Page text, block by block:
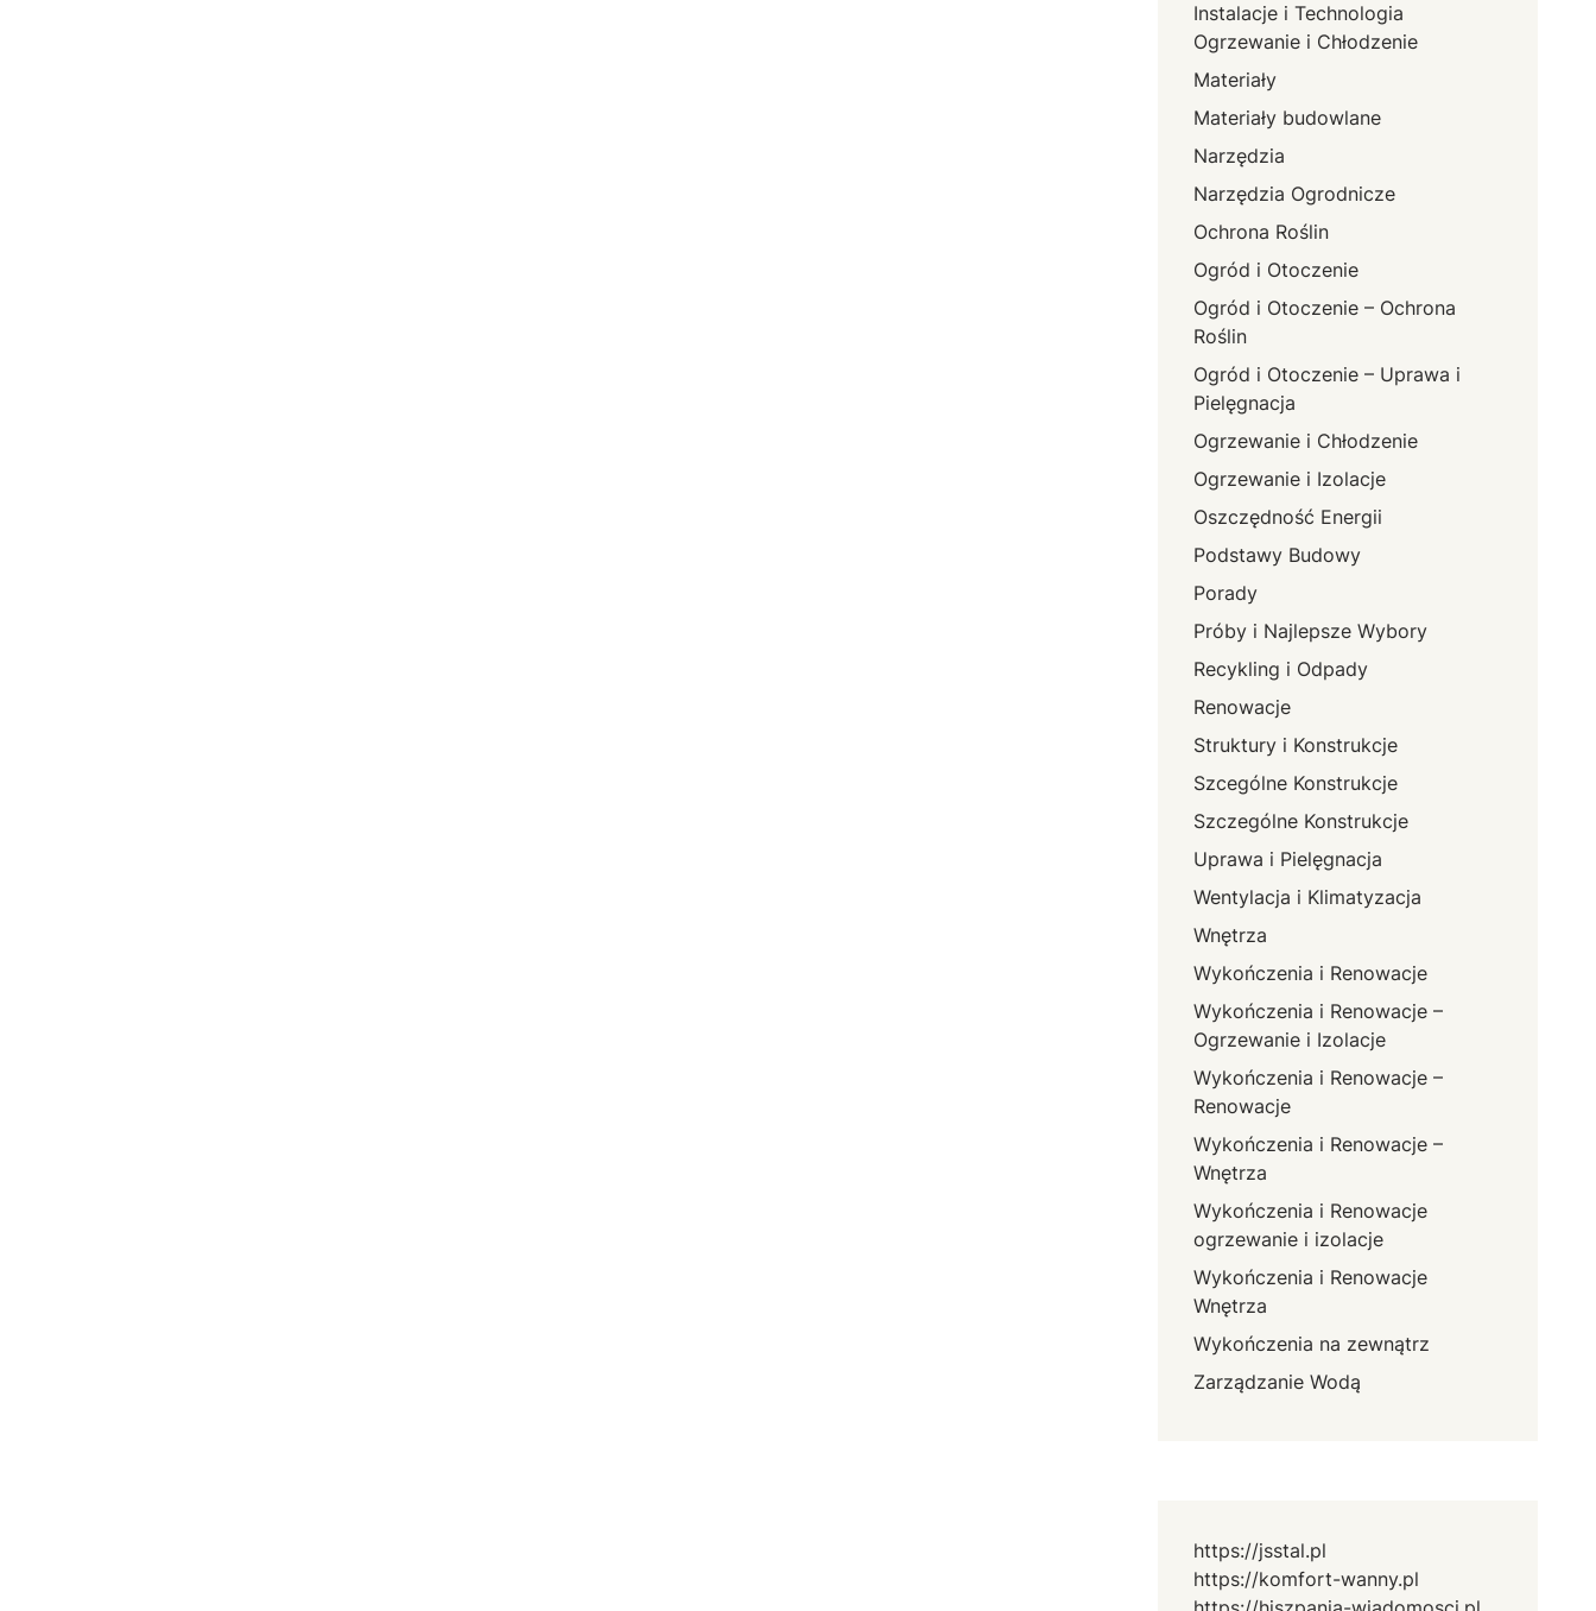
Instalacje i Technologia
Ogrzewanie i Chłodzenie
Materiały
Materiały budowlane
Narzędzia
Narzędzia Ogrodnicze
Ochrona Roślin
Ogród i Otoczenie
Ogród i Otoczenie – Ochrona
Roślin
Ogród i Otoczenie – Uprawa i
Pielęgnacja
Ogrzewanie i Chłodzenie
Ogrzewanie i Izolacje
Oszczędność Energii
Podstawy Budowy
Porady
Próby i Najlepsze Wybory
Recykling i Odpady
Renowacje
Struktury i Konstrukcje
Szcególne Konstrukcje
Szczególne Konstrukcje
Uprawa i Pielęgnacja
Wentylacja i Klimatyzacja
Wnętrza
Wykończenia i Renowacje
Wykończenia i Renowacje –
Ogrzewanie i Izolacje
Wykończenia i Renowacje –
Renowacje
Wykończenia i Renowacje –
Wnętrza
Wykończenia i Renowacje
ogrzewanie i izolacje
Wykończenia i Renowacje
Wnętrza
Wykończenia na zewnątrz
Zarządzanie Wodą
https://jsstal.pl
https://komfort-wanny.pl